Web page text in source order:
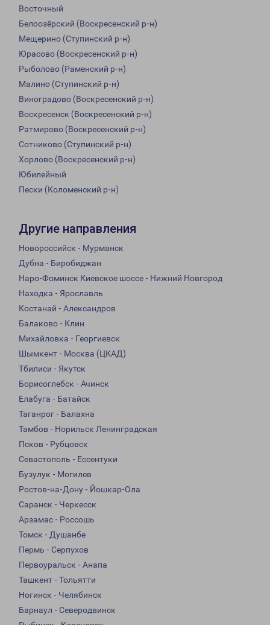
Восточный
Белоозёрский (Воскресенский р-н)
Мещерино (Ступинский р-н)
Юрасово (Воскресенский р-н)
Рыболово (Раменский р-н)
Малино (Ступинский р-н)
Виноградово (Воскресенский р-н)
Воскресенск (Воскресенский р-н)
Ратмирово (Воскресенский р-н)
Сотниково (Ступинский р-н)
Хорлово (Воскресенский р-н)
Юбилейный
Пески (Коломенский р-н)
Другие направления
Новороссийск - Мурманск
Дубна - Биробиджан
Наро-Фоминск Киевское шоссе - Нижний Новгород
Находка - Ярославль
Костанай - Александров
Балаково - Клин
Михайловка - Георгиевск
Шымкент - Москва (ЦКАД)
Тбилиси - Якутск
Борисоглебск - Ачинск
Елабуга - Батайск
Таганрог - Балахна
Тамбов - Норильск Ленинградская
Псков - Рубцовск
Севастополь - Ессентуки
Бузулук - Могилев
Ростов-на-Дону - Йошкар-Ола
Саранск - Черкесск
Арзамас - Россошь
Томск - Душанбе
Пермь - Серпухов
Первоуральск - Анапа
Ташкент - Тольятти
Ногинск - Челябинск
Барнаул - Северодвинск